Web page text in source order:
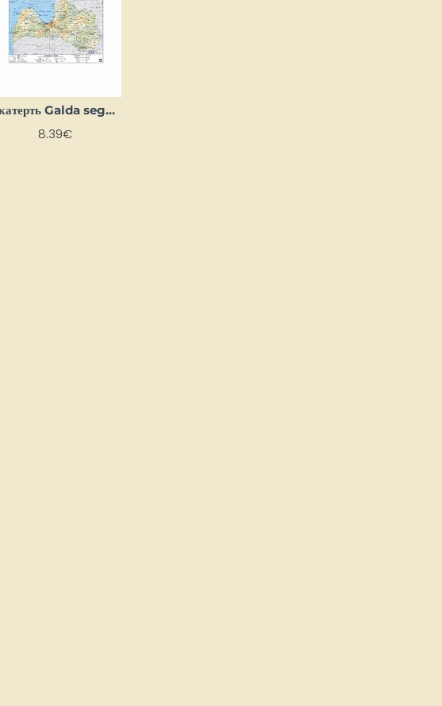
Скатерть Galda segums Latvija (600 x 420 мм)
8.39€